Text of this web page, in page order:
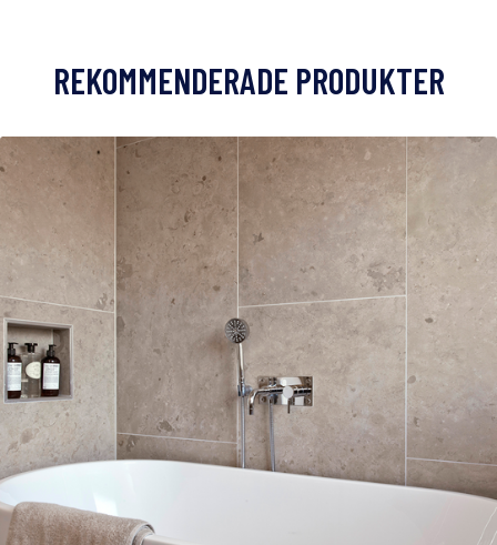
REKOMMENDERADE PRODUKTER